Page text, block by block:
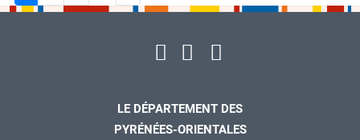
LE DÉPARTEMENT DES
PYRÉNÉES-ORIENTALES